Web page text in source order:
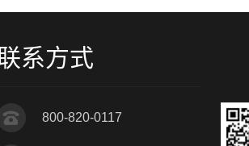
系方式
800-820-0117